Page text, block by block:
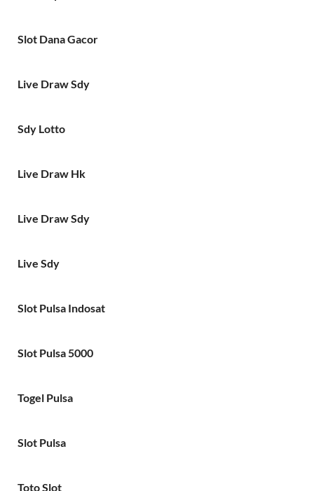
Slot Dana Gacor
Live Draw Sdy
Sdy Lotto
Live Draw Hk
Live Draw Sdy
Live Sdy
Slot Pulsa Indosat
Slot Pulsa 5000
Togel Pulsa
Slot Pulsa
Toto Slot